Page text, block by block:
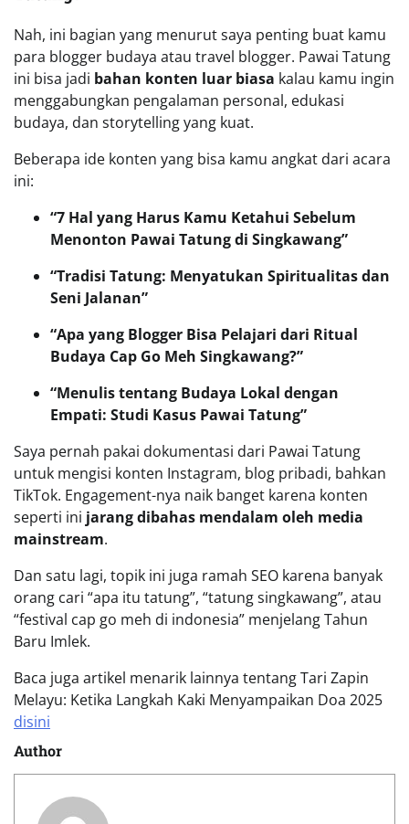
Nah, ini bagian yang menurut saya penting buat kamu
para blogger budaya atau travel blogger. Pawai Tatung
ini bisa jadi bahan konten luar biasa kalau kamu ingin
menggabungkan pengalaman personal, edukasi
budaya, dan storytelling yang kuat.
Beberapa ide konten yang bisa kamu angkat dari acara
ini:
“7 Hal yang Harus Kamu Ketahui Sebelum
Menonton Pawai Tatung di Singkawang”
“Tradisi Tatung: Menyatukan Spiritualitas dan
Seni Jalanan”
“Apa yang Blogger Bisa Pelajari dari Ritual
Budaya Cap Go Meh Singkawang?”
“Menulis tentang Budaya Lokal dengan
Empati: Studi Kasus Pawai Tatung”
Saya pernah pakai dokumentasi dari Pawai Tatung
untuk mengisi konten Instagram, blog pribadi, bahkan
TikTok. Engagement-nya naik banget karena konten
seperti ini jarang dibahas mendalam oleh media
mainstream.
Dan satu lagi, topik ini juga ramah SEO karena banyak
orang cari “apa itu tatung”, “tatung singkawang”, atau
“festival cap go meh di indonesia” menjelang Tahun
Baru Imlek.
Baca juga artikel menarik lainnya tentang Tari Zapin
Melayu: Ketika Langkah Kaki Menyampaikan Doa 2025
disini
Author